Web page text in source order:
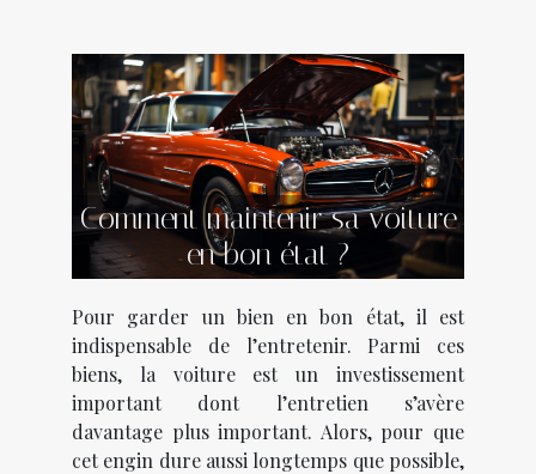
Comment maintenir sa voiture
en bon état ?
Pour garder un bien en bon état, il est
indispensable de l’entretenir. Parmi ces
biens, la voiture est un investissement
important dont l’entretien s’avère
davantage plus important. Alors, pour que
cet engin dure aussi longtemps que possible,